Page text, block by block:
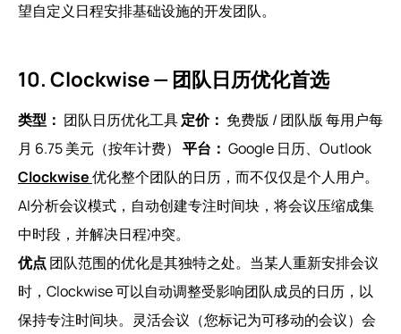
望自定义日程安排基础设施的开发团队。
10. Clockwise — 团队日历优化首选
类型： 团队日历优化工具定价： 免费版 / 团队版 每用户每
月 6.75 美元（按年计费） 平台： Google 日历、Outlook
Clockwise优化整个团队的日历，而不仅仅是个人用户。
AI分析会议模式，自动创建专注时间块，将会议压缩成集
中时段，并解决日程冲突。
优点 团队范围的优化是其独特之处。当某人重新安排会议
时，Clockwise 可以自动调整受影响团队成员的日历，以
保持专注时间块。灵活会议（您标记为可移动的会议）会